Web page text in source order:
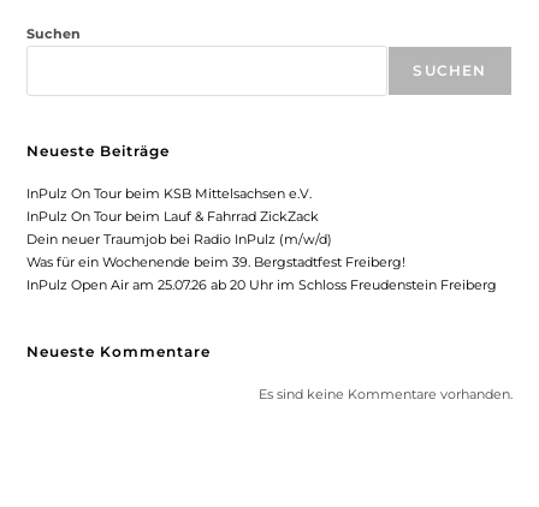
Suchen
SUCHEN
Neueste Beiträge
InPulz On Tour beim KSB Mittelsachsen e.V.
InPulz On Tour beim Lauf & Fahrrad ZickZack
Dein neuer Traumjob bei Radio InPulz (m/w/d)
Was für ein Wochenende beim 39. Bergstadtfest Freiberg!
InPulz Open Air am 25.07.26 ab 20 Uhr im Schloss Freudenstein Freiberg
Neueste Kommentare
Es sind keine Kommentare vorhanden.